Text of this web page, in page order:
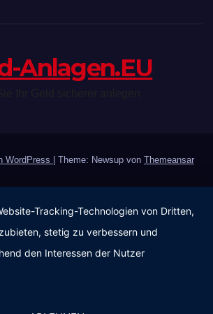
Anlagen.EU
WordPress Theme: Newsup von Themeansar
Tracking-Technologien von Dritten,
stetig zu verbessern und
den Interessen der Nutzer